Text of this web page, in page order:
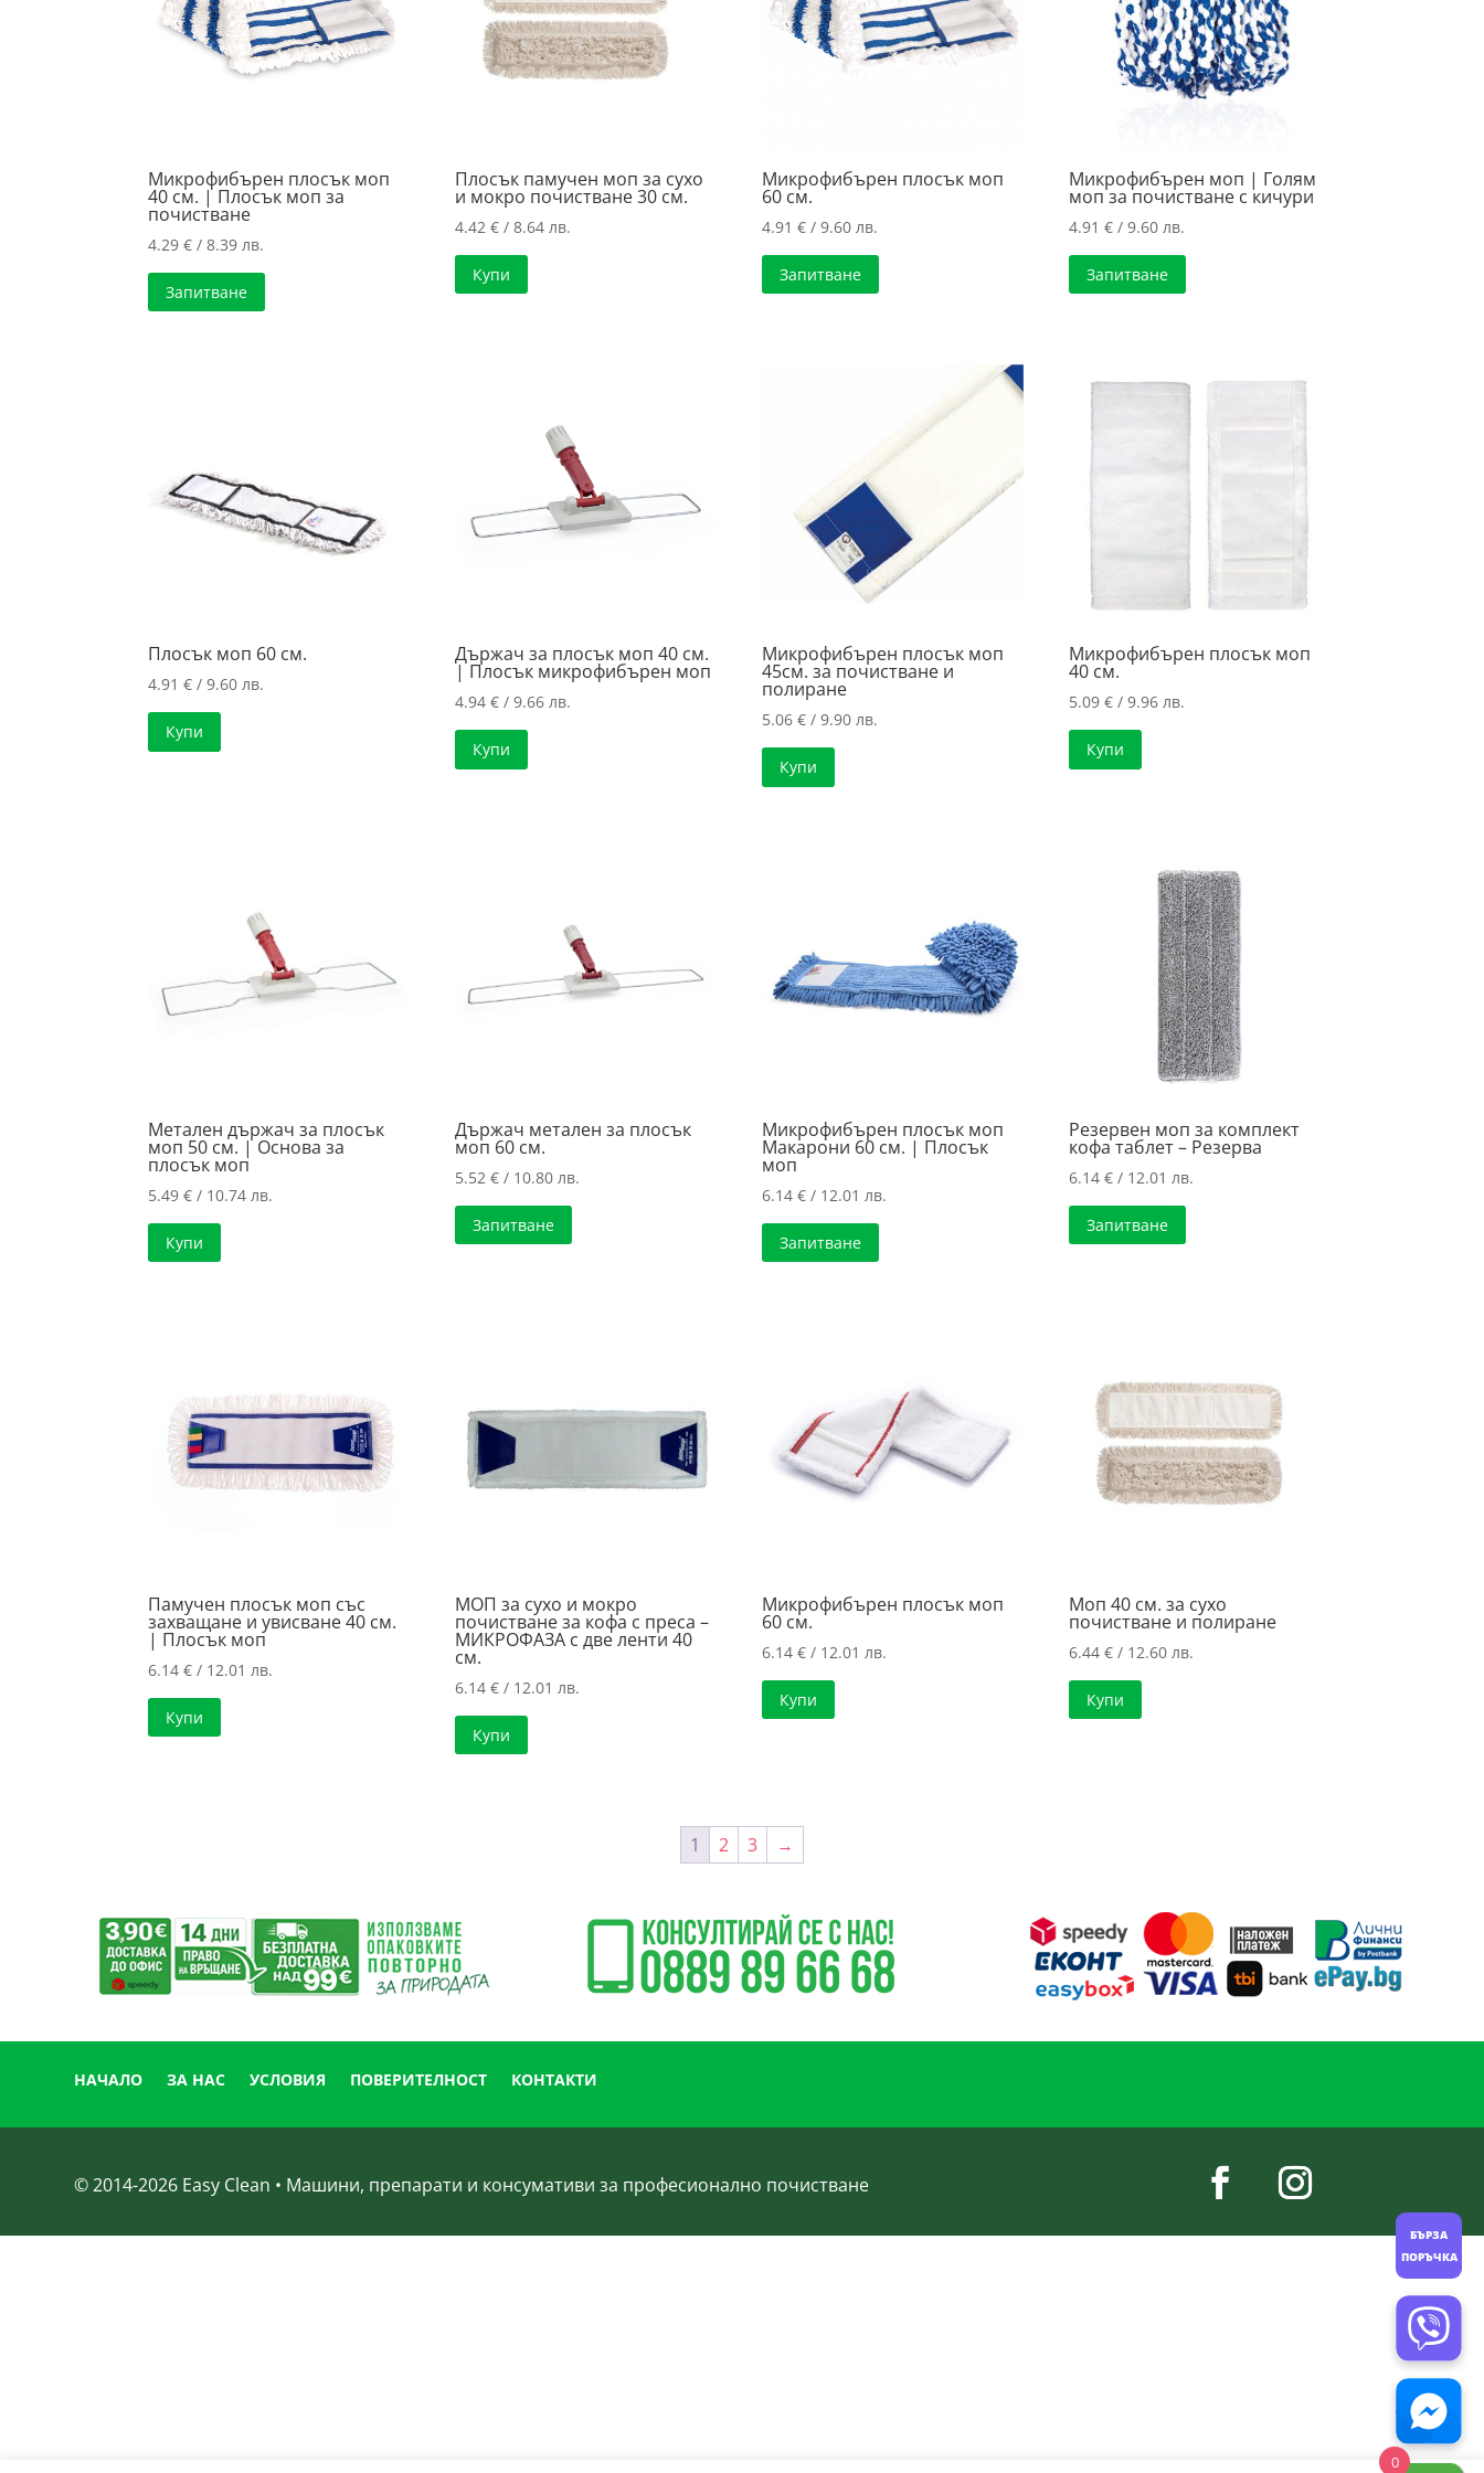
Микрофибърен плосък моп
40 см. | Плосък моп за
почистване
4.29€ / 8.39 лв.
Запитване
Плосък памучен моп за сухо
и мокро почистване 30 см.
4.42€ / 8.64 лв.
Купи
Микрофибърен плосък моп
60 см.
4.91€ / 9.60 лв.
Запитване
Микрофибърен моп | Голям
моп за почистване с кичури
4.91€ / 9.60 лв.
Запитване
Плосък моп 60 см.
4.91€ / 9.60 лв.
Купи
Държач за плосък моп 40 см.
| Плосък микрофибърен моп
4.94€ / 9.66 лв.
Купи
Микрофибърен плосък моп
45см. за почистване и
полиране
5.06€ / 9.90 лв.
Купи
Микрофибърен плосък моп
40 см.
5.09€ / 9.96 лв.
Купи
Метален държач за плосък
моп 50 см. | Основа за
плосък моп
5.49€ / 10.74 лв.
Купи
Държач метален за плосък
моп 60 см.
5.52€ / 10.80 лв.
Запитване
Микрофибърен плосък моп
Макарони 60 см. | Плосък
моп
6.14€ / 12.01 лв.
Запитване
Резервен моп за комплект
кофа таблет – Резерва
6.14€ / 12.01 лв.
Запитване
Памучен плосък моп със
захващане и увисване 40 см.
| Плосък моп
6.14€ / 12.01 лв.
Купи
МОП за сухо и мокро
почистване за кофа с преса –
МИКРОФАЗА с две ленти 40
см.
6.14€ / 12.01 лв.
Купи
Микрофибърен плосък моп
60 см.
6.14€ / 12.01 лв.
Купи
Моп 40 см. за сухо
почистване и полиране
6.44€ / 12.60 лв.
Купи
1 2 3 →
НАЧАЛО ЗА НАС УСЛОВИЯ ПОВЕРИТЕЛНОСТ КОНТАКТИ
© 2014-2026 Easy Clean • Машини, препарати и консумативи за професионално почистване
0
БЪРЗА
ПОРЪЧКА